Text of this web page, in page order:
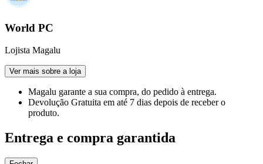
World PC
Lojista Magalu
Ver mais sobre a loja
Magalu garante a sua compra, do pedido à entrega.
Devolução Gratuita em até 7 dias depois de receber o
produto.
Entrega e compra garantida